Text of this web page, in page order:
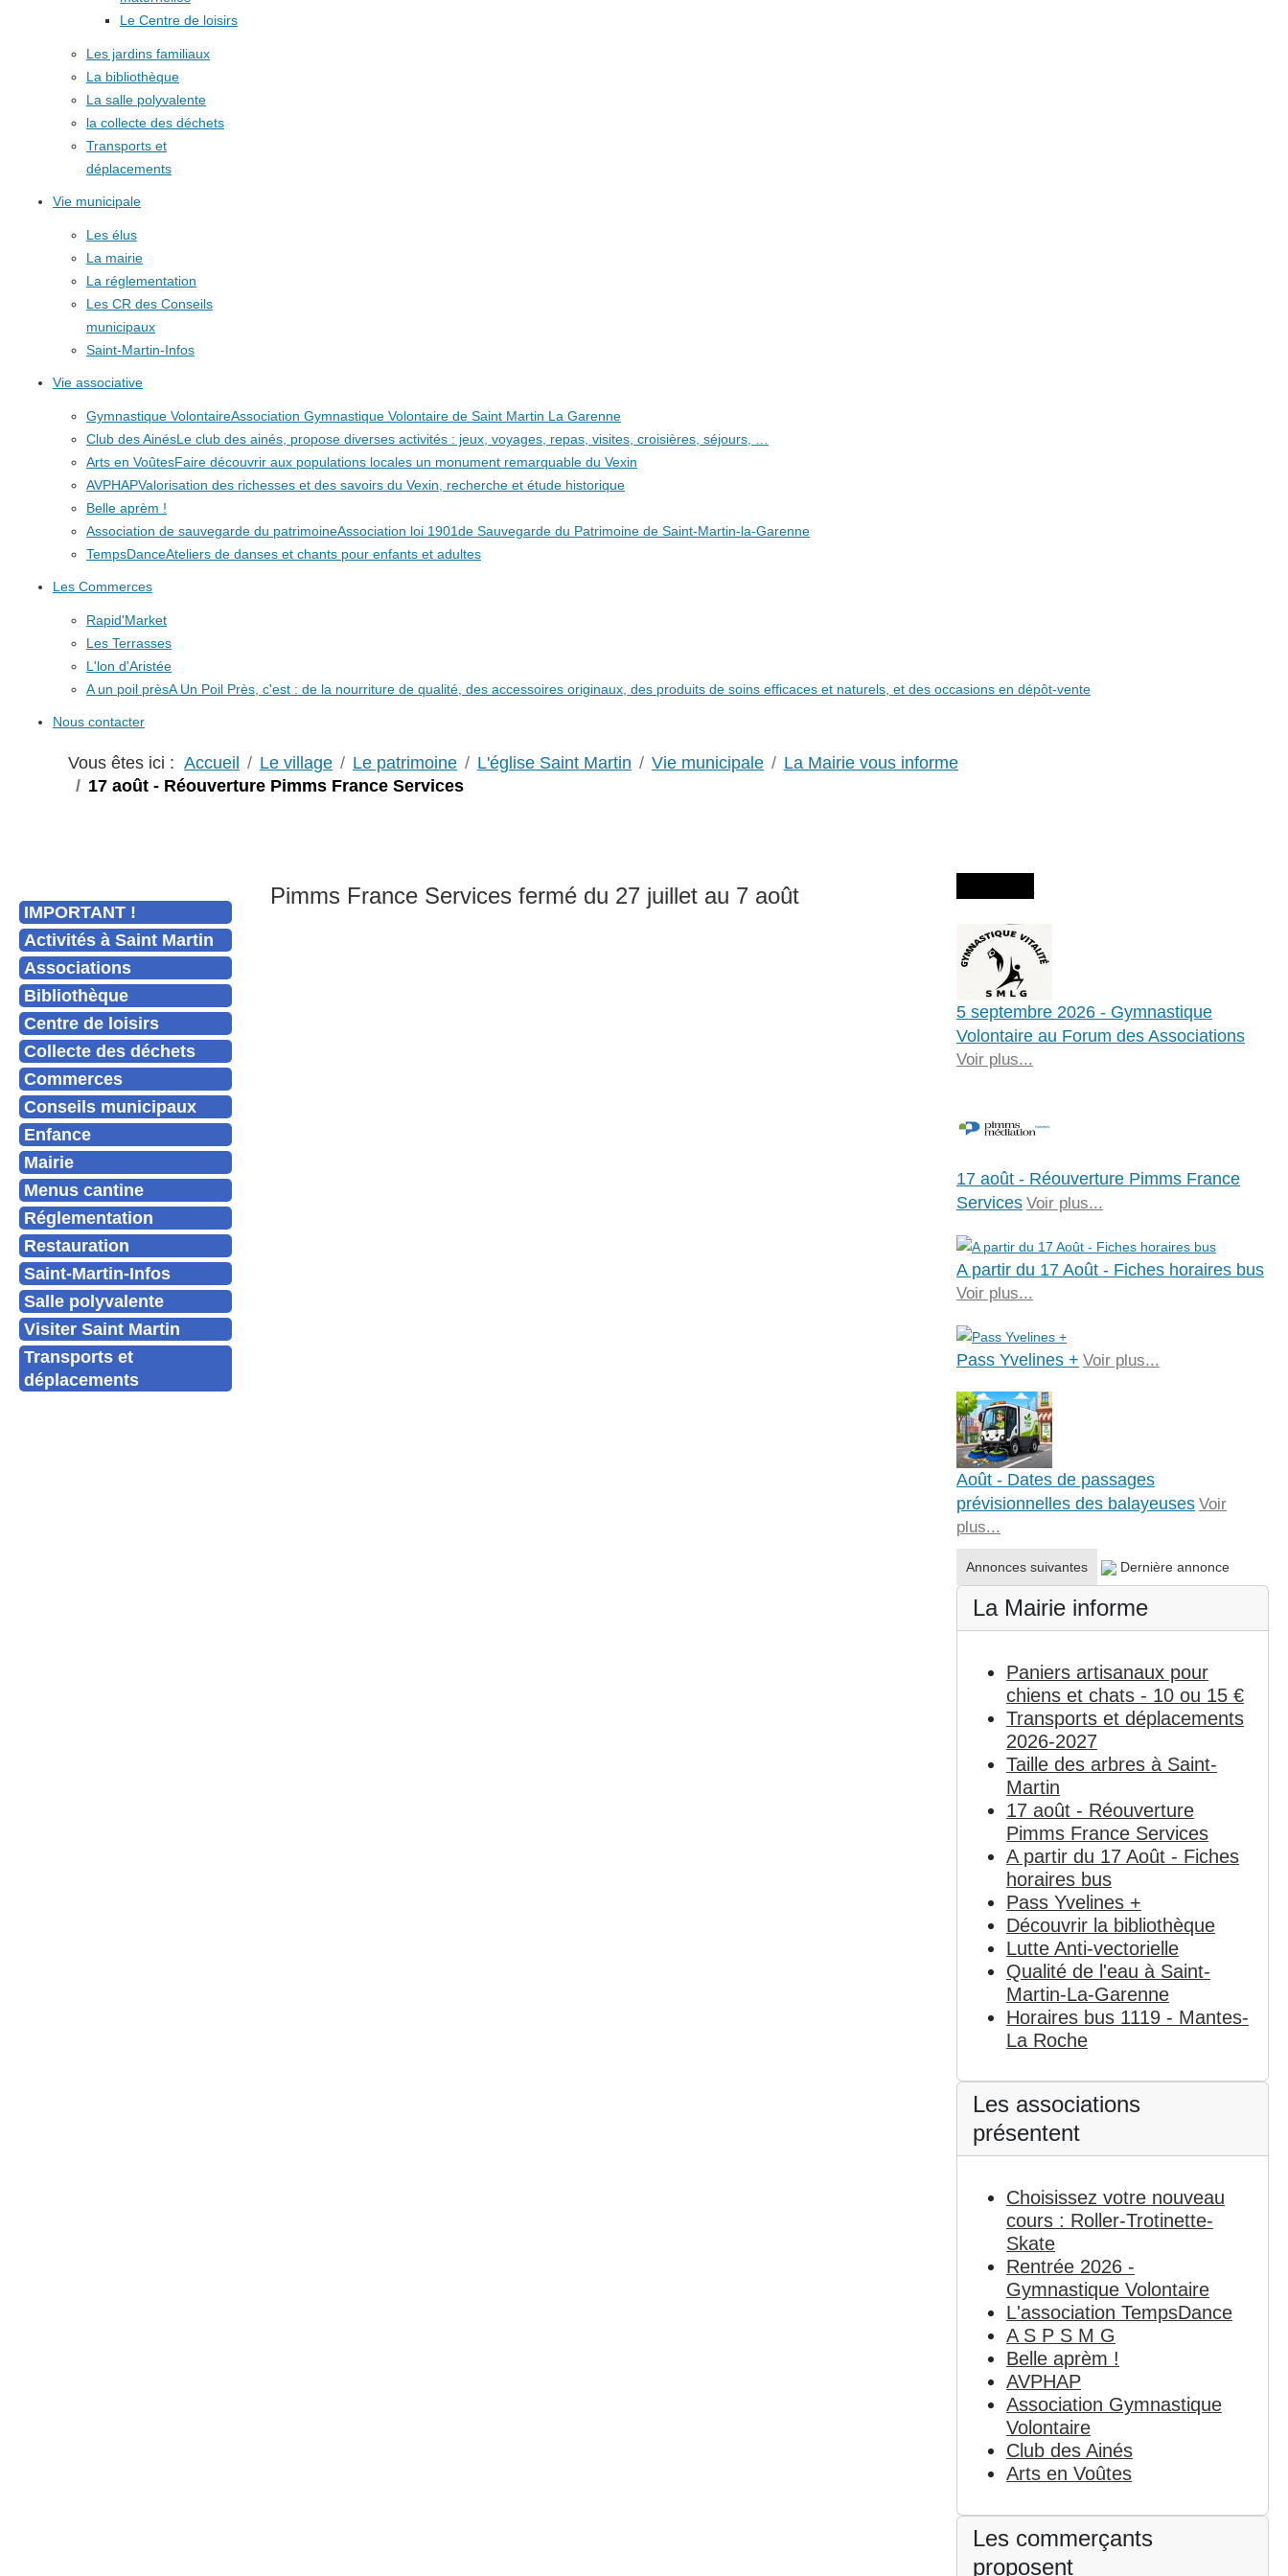
Le Centre de loisirs
Les jardins familiaux
La bibliothèque
La salle polyvalente
la collecte des déchets
Transports et
déplacements
Vie municipale
Les élus
La mairie
La réglementation
Les CR des Conseils
municipaux
Saint-Martin-Infos
Vie associative
Gymnastique VolontaireAssociation Gymnastique Volontaire de Saint Martin La Garenne
Club des AinésLe club des ainés, propose diverses activités : jeux, voyages, repas, visites, croisières, séjours, …
Arts en VoûtesFaire découvrir aux populations locales un monument remarquable du Vexin
AVPHAPValorisation des richesses et des savoirs du Vexin, recherche et étude historique
Belle aprèm !
Association de sauvegarde du patrimoineAssociation loi 1901de Sauvegarde du Patrimoine de Saint-Martin-la-Garenne
TempsDanceAteliers de danses et chants pour enfants et adultes
Les Commerces
Rapid'Market
Les Terrasses
L'lon d'Aristée
A un poil prèsA Un Poil Près, c'est : de la nourriture de qualité, des accessoires originaux, des produits de soins efficaces et naturels, et des occasions en dépôt-vente
Nous contacter
Vous êtes ici : Accueil Le village Le patrimoine L'église Saint Martin Vie municipale
La Mairie vous informe
17 août - Réouverture Pimms France Services
IMPORTANT !
Activités à Saint Martin
Associations
Bibliothèque
Centre de loisirs
Collecte des déchets
Commerces
Conseils municipaux
Enfance
Mairie
Menus cantine
Réglementation
Restauration
Saint-Martin-Infos
Salle polyvalente
Visiter Saint Martin
Transports et
déplacements
Pimms France Services fermé du 27 juillet au 7 août
5 septembre 2026 - Gymnastique
Volontaire au Forum des Associations
Voir plus...
17 août - Réouverture Pimms France
Services Voir plus...
A partir du 17 Août - Fiches horaires bus
Voir plus...
Pass Yvelines + Voir plus...
Août - Dates de passages
prévisionnelles des balayeuses Voir
plus...
Annonces suivantes Dernière annonce
La Mairie informe
Paniers artisanaux pour
chiens et chats - 10 ou 15 €
Transports et déplacements
2026-2027
Taille des arbres à Saint-
Martin
17 août - Réouverture
Pimms France Services
A partir du 17 Août - Fiches
horaires bus
Pass Yvelines +
Découvrir la bibliothèque
Lutte Anti-vectorielle
Qualité de l'eau à Saint-
Martin-La-Garenne
Horaires bus 1119 - Mantes-
La Roche
Les associations
présentent
Choisissez votre nouveau
cours : Roller-Trotinette-
Skate
Rentrée 2026 -
Gymnastique Volontaire
L'association TempsDance
A S P S M G
Belle aprèm !
AVPHAP
Association Gymnastique
Volontaire
Club des Ainés
Arts en Voûtes
Les commerçants
proposent